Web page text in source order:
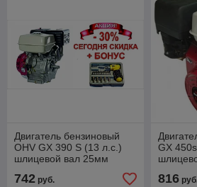
Двигатель бензиновый
OHV GX 390 S (13 л.с.)
шлицевой вал 25мм
742 руб.
GX
816